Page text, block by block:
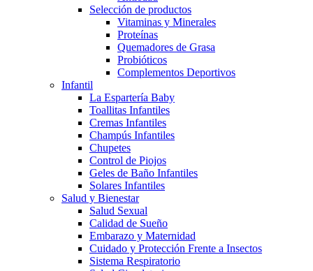
Selección de productos
Vitaminas y Minerales
Proteínas
Quemadores de Grasa
Probióticos
Complementos Deportivos
Infantil
La Espartería Baby
Toallitas Infantiles
Cremas Infantiles
Champús Infantiles
Chupetes
Control de Piojos
Geles de Baño Infantiles
Solares Infantiles
Salud y Bienestar
Salud Sexual
Calidad de Sueño
Embarazo y Maternidad
Cuidado y Protección Frente a Insectos
Sistema Respiratorio